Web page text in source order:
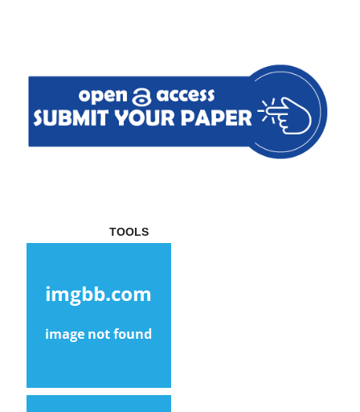
TOOLS